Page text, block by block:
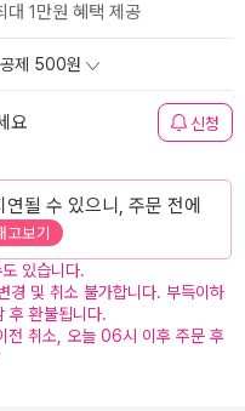
대 1만원 혜택 제공
제 500원
요 신청
될 수 있으니, 주문 전에
고보기
있습니다.
경 및 취소 불가합니다. 부득이하
후 환불됩니다.
취소, 오늘 06시 이후 주문 후